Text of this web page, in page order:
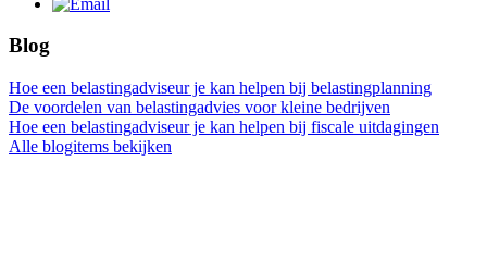
Blog
Hoe een belastingadviseur je kan helpen bij belastingplanning
De voordelen van belastingadvies voor kleine bedrijven
Hoe een belastingadviseur je kan helpen bij fiscale uitdagingen
Alle blogitems bekijken